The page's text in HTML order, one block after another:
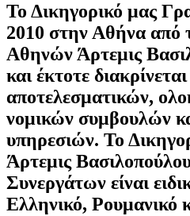
Το Δικηγορικό μας
2010 στην Αθήνα από
Αθηνών Άρτεμις
και έκτοτε
αποτελεσματικών,
νομικών συμβουλών
υπηρεσιών. Το
Άρτεμις
Συνεργάτων είναι
Ελληνικό, Ρουμανικό